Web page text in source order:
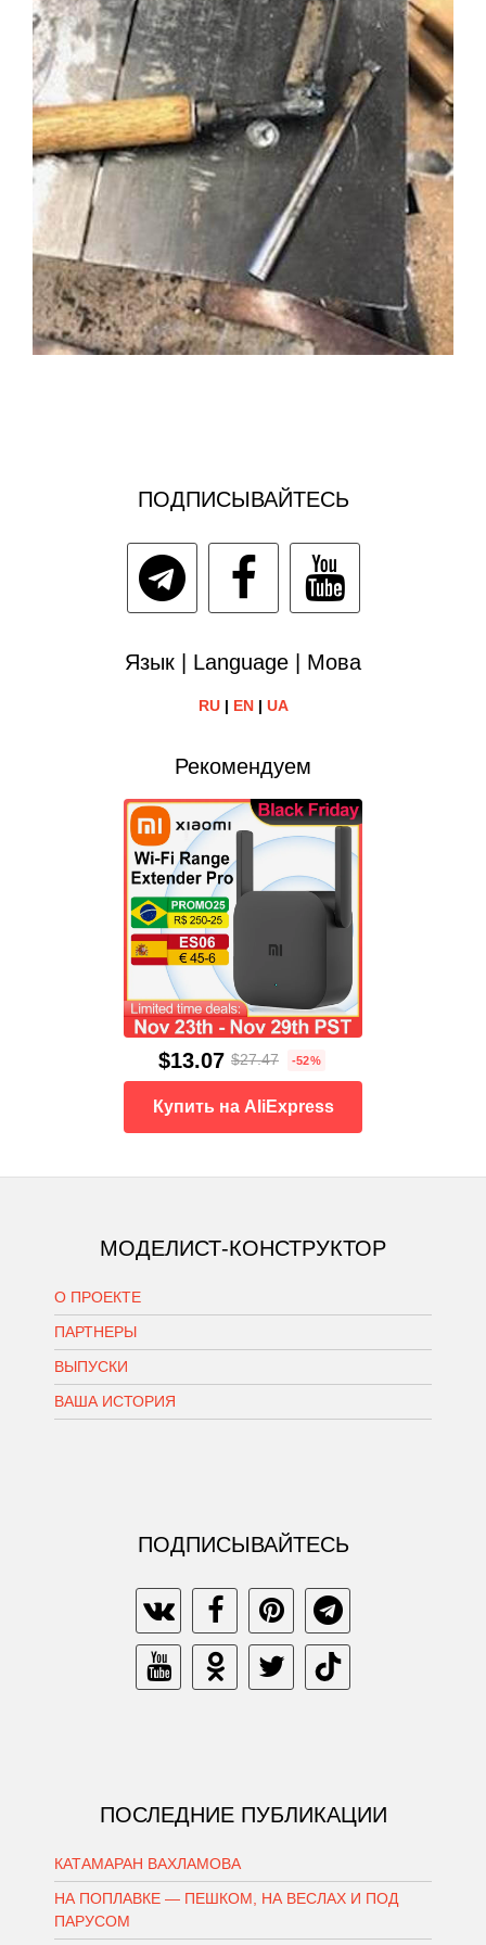
ПОДПИСЫВАЙТЕСЬ
Язык | Language | Мова
RU| EN| UA
Рекомендуем
$13.07 $27.47 -52%
Купить на AliExpress
МОДЕЛИСТ-КОНСТРУКТОР
О ПРОЕКТЕ
ПАРТНЕРЫ
ВЫПУСКИ
ВАША ИСТОРИЯ
ПОДПИСЫВАЙТЕСЬ
ПОСЛЕДНИЕ ПУБЛИКАЦИИ
КАТАМАРАН ВАХЛАМОВА
НА ПОПЛАВКЕ — ПЕШКОМ, НА ВЕСЛАХ И ПОД
ПАРУСОМ